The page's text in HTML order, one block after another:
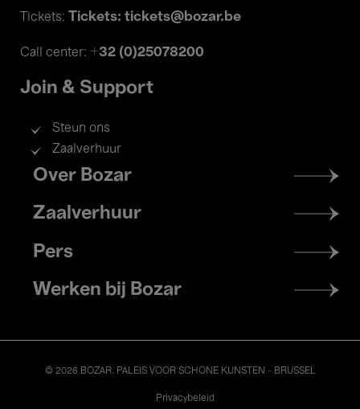
Tickets: Tickets: tickets@bozar.be
Call center: +32 (0)25078200
Join & Support
Steun ons
Zaalverhuur
Footer
menu
Over Bozar
Zaalverhuur
Pers
Werken bij Bozar
© 2026 BOZAR. PALEIS VOOR SCHONE KUNSTEN - BRUSSEL
Privacybeleid